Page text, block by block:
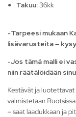
Takuu:36kk
-Tarpeesi mukaan
lisävarusteita –
-Jos tämä malli ei
niin räätälöidään
Kestävät ja
valmistetaan
– saat laadukkaan ja